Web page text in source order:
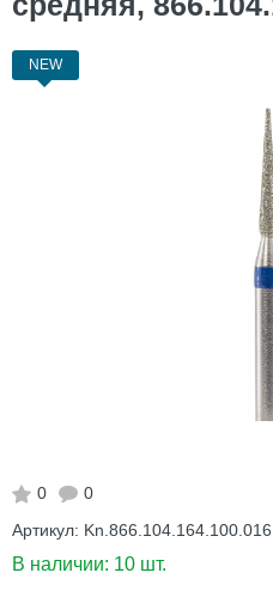
NEW
0
0
Артикул: Kn.866.104.164.100.016
В наличии: 10 шт.